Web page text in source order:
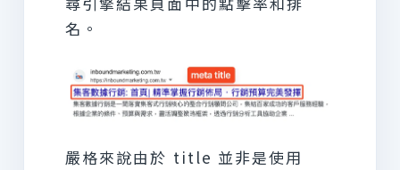
名。
嚴格來說由於 title 並非是使用